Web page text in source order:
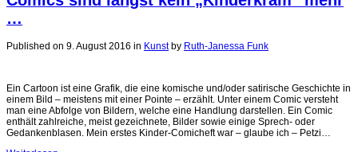
…
Published on 9. August 2016 in Kunst by Ruth-Janessa Funk
Ein Cartoon ist eine Grafik, die eine komische und/oder satirische Geschichte in
einem Bild – meistens mit einer Pointe – erzählt. Unter einem Comic versteht
man eine Abfolge von Bildern, welche eine Handlung darstellen. Ein Comic
enthält zahlreiche, meist gezeichnete, Bilder sowie einige Sprech- oder
Gedankenblasen. Mein erstes Kinder-Comicheft war – glaube ich – Petzi…